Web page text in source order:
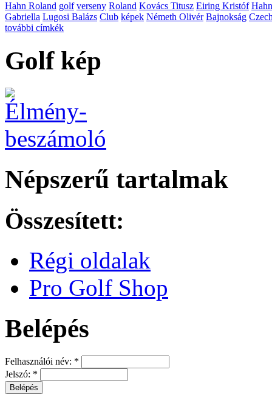
Hahn Roland golf verseny Roland Kovács Titusz Eiring Kristóf Hahn
Gabriella Lugosi Balázs Club képek Németh Olivér Bajnokság
további címkék
Golf kép
Népszerű tartalmak
Összesített:
Régi oldalak
Pro Golf Shop
Belépés
Felhasználói név: *
Jelszó: *